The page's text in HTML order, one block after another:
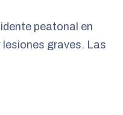
peatonal en
graves. Las